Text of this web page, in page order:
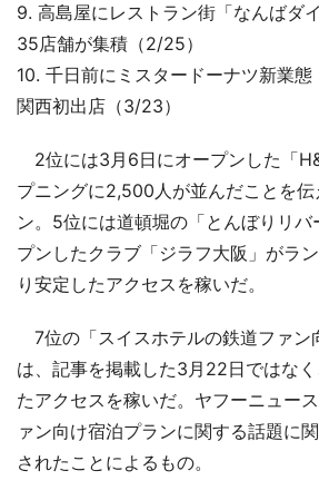
9. 高島屋にレストラン街「なんばダ
35店舗が集積（2/25）
10. 千日前にミスタードーナツ新業態
関西初出店（3/23）
2位には3月6日にオープンした「
プニングに2,500人が並んだことを伝
ン。5位には道頓堀の「とんぼりリ
プンしたクラブ「ジラフ大阪」がラ
り安定したアクセスを稼いだ。
7位の「スイスホテルの鉄道ファン
は、記事を掲載した3月22日ではな
たアクセスを稼いだ。ヤフーニュー
ァン向け宿泊プランに関する話題に
されたことによるもの。